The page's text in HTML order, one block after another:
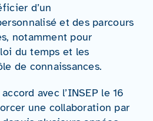
d’un
et des parcours
notamment pour
du temps et les
de connaissances.
avec l’INSEP le 16
une collaboration par